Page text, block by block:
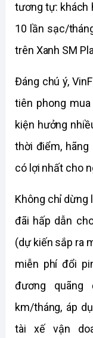
tương tự: khách
10 lần sạc/
trên Xanh SM
Đáng chú ý,
tiên phong
kiện hưởng
thời điểm,
có lợi nhất cho
Không chỉ dừng
đãi hấp dẫn
(dự kiến sắp ra
miễn phí đổi
đương quãng
km/tháng, áp
tài xế vận